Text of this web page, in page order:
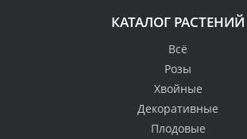
КАТАЛОГ РАСТЕНИЙ
Всё
Розы
Хвойные
Декоративные
Плодовые